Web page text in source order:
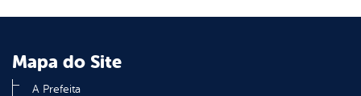
Mapa do Site
A Prefeita